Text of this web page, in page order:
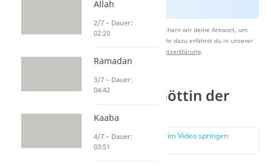
Nach Beantwortung speichern wir deine Antwort, um
Studyflix zu verbessern. Mehr dazu erfährst du in unserer
Datenschutzerklärung.
Saraswati, Göttin der
Weisheit
zur Stelle im Video springen
Allah
2/7 – Dauer:
02:20
Ramadan
3/7 – Dauer:
04:42
Kaaba
4/7 – Dauer:
03:51